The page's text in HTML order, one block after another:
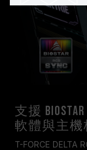
支援
軟體與主
T-FORCE DELTA